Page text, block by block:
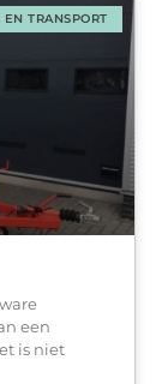
EN TRANSPORT
een
is niet